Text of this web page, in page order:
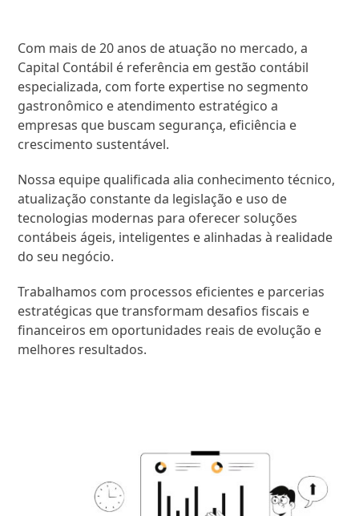
Com mais de 20 anos de atuação no mercado, a
Capital Contábil é referência em gestão contábil
especializada, com forte expertise no segmento
gastronômico e atendimento estratégico a
empresas que buscam segurança, eficiência e
crescimento sustentável.
Nossa equipe qualificada alia conhecimento técnico,
atualização constante da legislação e uso de
tecnologias modernas para oferecer soluções
contábeis ágeis, inteligentes e alinhadas à realidade
do seu negócio.
Trabalhamos com processos eficientes e parcerias
estratégicas que transformam desafios fiscais e
financeiros em oportunidades reais de evolução e
melhores resultados.